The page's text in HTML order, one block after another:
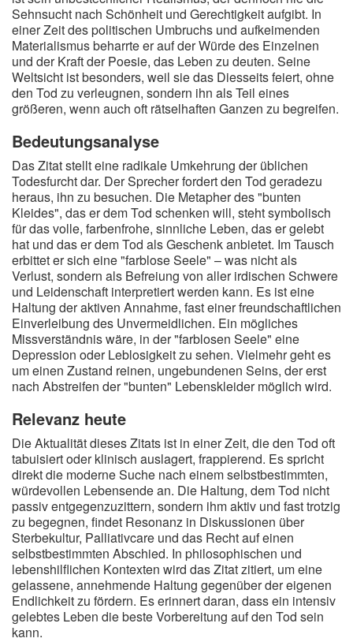
Sehnsucht nach Schönheit und Gerechtigkeit aufgibt. In
einer Zeit des politischen Umbruchs und aufkeimenden
Materialismus beharrte er auf der Würde des Einzelnen
und der Kraft der Poesie, das Leben zu deuten. Seine
Weltsicht ist besonders, weil sie das Diesseits feiert, ohne
den Tod zu verleugnen, sondern ihn als Teil eines
größeren, wenn auch oft rätselhaften Ganzen zu begreifen.
Bedeutungsanalyse
Das Zitat stellt eine radikale Umkehrung der üblichen
Todesfurcht dar. Der Sprecher fordert den Tod geradezu
heraus, ihn zu besuchen. Die Metapher des "bunten
Kleides", das er dem Tod schenken will, steht symbolisch
für das volle, farbenfrohe, sinnliche Leben, das er gelebt
hat und das er dem Tod als Geschenk anbietet. Im Tausch
erbittet er sich eine "farblose Seele" – was nicht als
Verlust, sondern als Befreiung von aller irdischen Schwere
und Leidenschaft interpretiert werden kann. Es ist eine
Haltung der aktiven Annahme, fast einer freundschaftlichen
Einverleibung des Unvermeidlichen. Ein mögliches
Missverständnis wäre, in der "farblosen Seele" eine
Depression oder Leblosigkeit zu sehen. Vielmehr geht es
um einen Zustand reinen, ungebundenen Seins, der erst
nach Abstreifen der "bunten" Lebenskleider möglich wird.
Relevanz heute
Die Aktualität dieses Zitats ist in einer Zeit, die den Tod oft
tabuisiert oder klinisch auslagert, frappierend. Es spricht
direkt die moderne Suche nach einem selbstbestimmten,
würdevollen Lebensende an. Die Haltung, dem Tod nicht
passiv entgegenzuzittern, sondern ihm aktiv und fast trotzig
zu begegnen, findet Resonanz in Diskussionen über
Sterbekultur, Palliativcare und das Recht auf einen
selbstbestimmten Abschied. In philosophischen und
lebenshilflichen Kontexten wird das Zitat zitiert, um eine
gelassene, annehmende Haltung gegenüber der eigenen
Endlichkeit zu fördern. Es erinnert daran, dass ein intensiv
gelebtes Leben die beste Vorbereitung auf den Tod sein
kann.